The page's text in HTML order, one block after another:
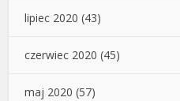
lipiec 2020 (43)
czerwiec 2020 (45)
maj 2020 (57)